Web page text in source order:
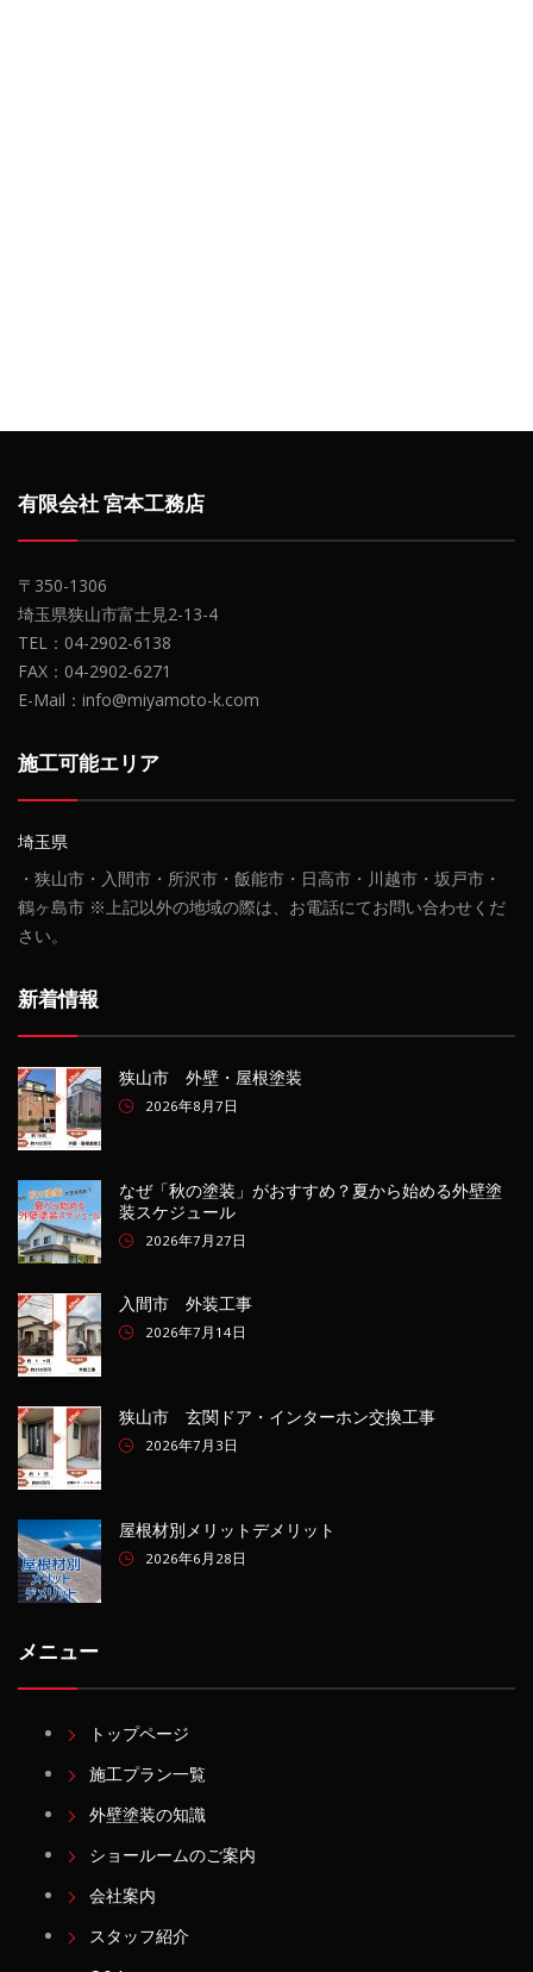
有限会社 宮本工務店
〒350-1306
埼玉県狭山市富士見2-13-4
TEL：04-2902-6138
FAX：04-2902-6271
E-Mail：info@miyamoto-k.com
施工可能エリア
埼玉県
・狭山市・入間市・所沢市・飯能市・日高市・川越市・坂戸市・
鶴ヶ島市 ※上記以外の地域の際は、お電話にてお問い合わせくだ
さい。
新着情報
狭山市 外壁・屋根塗装
2026年8月7日
なぜ「秋の塗装」がおすすめ？夏から始める外壁塗
装スケジュール
2026年7月27日
入間市 外装工事
2026年7月14日
狭山市 玄関ドア・インターホン交換工事
2026年7月3日
屋根材別メリットデメリット
2026年6月28日
メニュー
トップページ
施工プラン一覧
外壁塗装の知識
ショールームのご案内
会社案内
スタッフ紹介